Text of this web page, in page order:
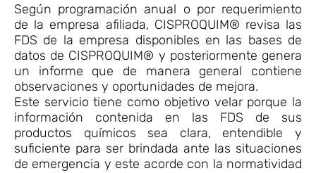
Según programación anual o por requerimiento
de la empresa afiliada, CISPROQUIM® revisa las
FDS de la empresa disponibles en las bases de
datos de CISPROQUIM® y posteriormente genera
un informe que de manera general contiene
observaciones y oportunidades de mejora.
Este servicio tiene como objetivo velar porque la
información contenida en las FDS de sus
productos químicos sea clara, entendible y
suficiente para ser brindada ante las situaciones
de emergencia y este acorde con la normatividad